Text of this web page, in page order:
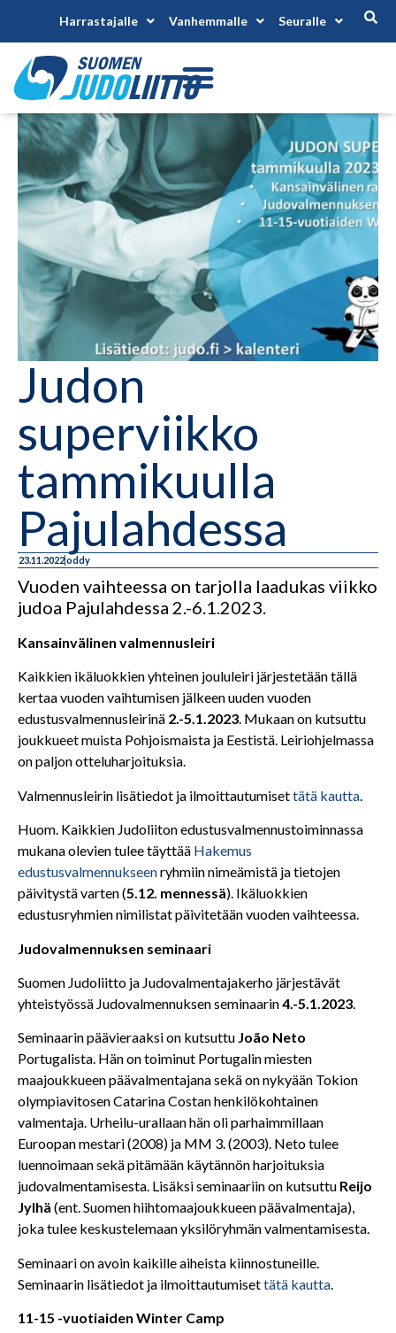
Harrastajalle Vanhemmalle Seuralle
Judon
superviikko
tammikuulla
Pajulahdessa
23.11.2022oddy
Vuoden vaihteessa on tarjolla laadukas viikko
judoa Pajulahdessa 2.-6.1.2023.
Kansainvälinen valmennusleiri
Kaikkien ikäluokkien yhteinen joululeiri järjestetään tällä
kertaa vuoden vaihtumisen jälkeen uuden vuoden
edustusvalmennusleirinä 2.-5.1.2023. Mukaan on kutsuttu
joukkueet muista Pohjoismaista ja Eestistä. Leiriohjelmassa
on paljon otteluharjoituksia.
Valmennusleirin lisätiedot ja ilmoittautumisettätä kautta
Huom. Kaikkien Judoliiton edustusvalmennustoiminnassa
mukana olevien tulee täyttää Hakemus
edustusvalmennukseenryhmiin nimeämistä ja tietojen
päivitystä varten (5.12. mennessä). Ikäluokkien
edustusryhmien nimilistat päivitetään vuoden vaihteessa.
Judovalmennuksen seminaari
Suomen Judoliitto ja Judovalmentajakerho järjestävät
yhteistyössä Judovalmennuksen seminaarin4.-5.1.2023.
Seminaarin päävieraaksi on kutsuttu João Neto
Portugalista. Hän on toiminut Portugalin miesten
maajoukkueen päävalmentajana sekä on nykyään Tokion
olympiavitosen Catarina Costan henkilökohtainen
valmentaja. Urheilu-urallaan hän oli parhaimmillaan
Euroopan mestari (2008) ja MM 3. (2003). Neto tulee
luennoimaan sekä pitämään käytännön harjoituksia
judovalmentamisesta. Lisäksi seminaariin on kutsuttu Reijo
Jylhä (ent. Suomen hiihtomaajoukkueen päävalmentaja),
joka tulee keskustelemaan yksilöryhmän valmentamisesta.
Seminaari on avoin kaikille aiheista kiinnostuneille.
Seminaarin lisätiedot ja ilmoittautumisettätä kautta
11-15 -vuotiaiden Winter Camp